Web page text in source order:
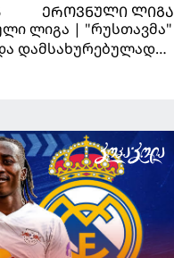
ᲔᲠᲝᲕᲜᲣᲚᲘ ᲚᲘᲒᲐ
ლიგა | "რუსთავმა"
დამსახურებულად